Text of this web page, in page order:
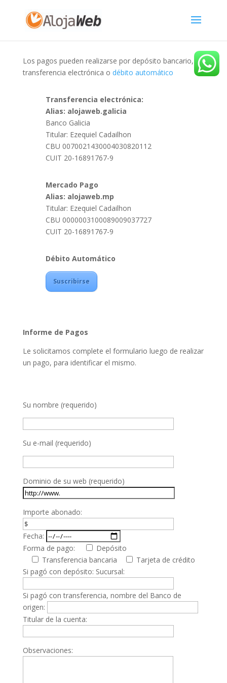
Los pagos pueden realizarse por depósito bancario,
transferencia electrónica o débito automático
Transferencia electrónica:
Alias: alojaweb.galicia
Banco Galicia
Titular: Ezequiel Cadailhon
CBU 0070021430004030820112
CUIT 20-16891767-9
Mercado Pago
Alias: alojaweb.mp
Titular: Ezequiel Cadailhon
CBU 0000003100089009037727
CUIT 20-16891767-9
Débito Automático
Suscribirse
Informe de Pagos
Le solicitamos complete el formulario luego de realizar
un pago, para identificar el mismo.
Su nombre (requerido)
Su e-mail (requerido)
Dominio de su web (requerido)
Importe abonado:
Fecha:
Forma de pago:
Depósito
Transferencia bancaria
Tarjeta de crédito
Si pagó con depósito: Sucursal:
Si pagó con transferencia, nombre del Banco de
origen:
Titular de la cuenta:
Observaciones: